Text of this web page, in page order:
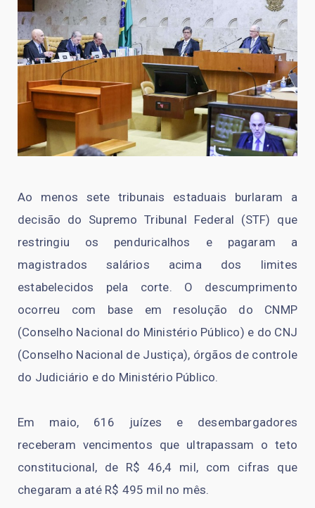
Ao menos sete tribunais estaduais burlaram a
decisão do Supremo Tribunal Federal (STF) que
restringiu os penduricalhos e pagaram a
magistrados salários acima dos limites
estabelecidos pela corte. O descumprimento
ocorreu com base em resolução do CNMP
(Conselho Nacional do Ministério Público) e do CNJ
(Conselho Nacional de Justiça), órgãos de controle
do Judiciário e do Ministério Público.
Em maio, 616 juízes e desembargadores
receberam vencimentos que ultrapassam o teto
constitucional, de R$ 46,4 mil, com cifras que
chegaram a até R$ 495 mil no mês.